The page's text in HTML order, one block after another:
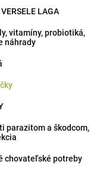
LAGA
vitamíny, probiotiká,
náhrady
parazitom a škodcom,
chovateľské potreby